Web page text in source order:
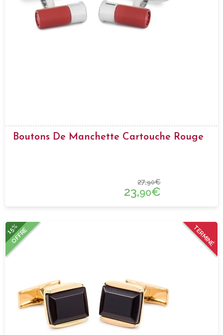
Boutons De Manchette Cartouche Rouge
27,90€
23,90€
TERMINÉ
15%
OFFRE